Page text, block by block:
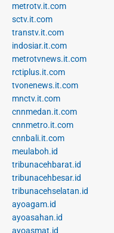
metrotv.it.com
sctv.it.com
transtv.it.com
indosiar.it.com
metrotvnews.it.com
rctiplus.it.com
tvonenews.it.com
mnctv.it.com
cnnmedan.it.com
cnnmetro.it.com
cnnbali.it.com
meulaboh.id
tribunacehbarat.id
tribunacehbesar.id
tribunacehselatan.id
ayoagam.id
ayoasahan.id
ayoasmat.id